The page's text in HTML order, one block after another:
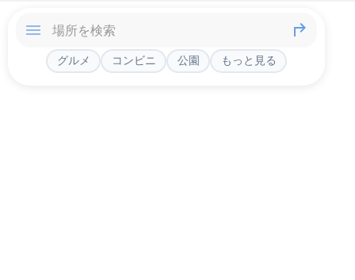
グルメ コンビニ 公園 もっと見る